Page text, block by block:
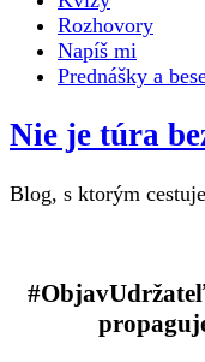
Rozhovory
Napíš mi
Prednášky a
Nie je túra
Blog, s ktorým